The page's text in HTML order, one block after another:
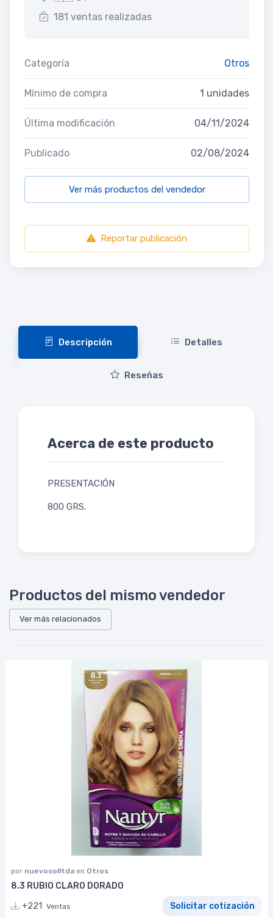
181 ventas realizadas
Categoría Otros
Mínimo de compra 1 unidades
Última modificación 04/11/2024
Publicado 02/08/2024
Ver más productos del vendedor
Reportar publicación
Descripción Detalles
Reseñas
Acerca de este producto
PRESENTACIÓN
800 GRS.
Productos del mismo vendedor
Ver más relacionados
por nuevosolltda en Otros
8.3 RUBIO CLARO DORADO
+221
Ventas Solicitar cotización